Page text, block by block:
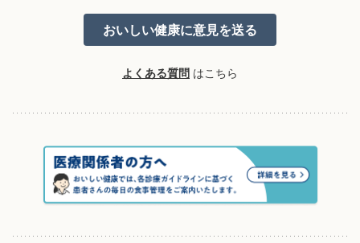
よくある質問 はこちら